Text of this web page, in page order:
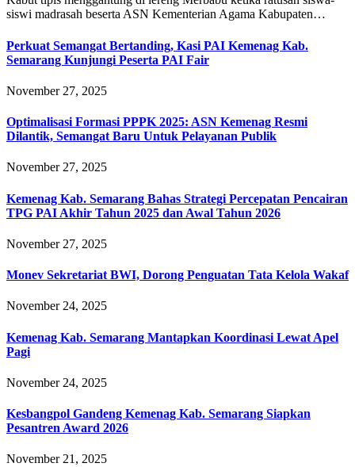
siswi madrasah beserta ASN Kementerian Agama Kabupaten…
Perkuat Semangat Bertanding, Kasi PAI Kemenag Kab.
Semarang Kunjungi Peserta PAI Fair
November 27, 2025
Optimalisasi Formasi PPPK 2025: ASN Kemenag Resmi
Dilantik, Semangat Baru Untuk Pelayanan Publik
November 27, 2025
Kemenag Kab. Semarang Bahas Strategi Percepatan Pencairan
TPG PAI Akhir Tahun 2025 dan Awal Tahun 2026
November 27, 2025
Monev Sekretariat BWI, Dorong Penguatan Tata Kelola Wakaf
November 24, 2025
Kemenag Kab. Semarang Mantapkan Koordinasi Lewat Apel
Pagi
November 24, 2025
Kesbangpol Gandeng Kemenag Kab. Semarang Siapkan
Pesantren Award 2026
November 21, 2025